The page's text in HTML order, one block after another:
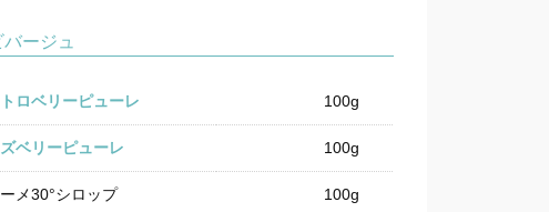
ージュ
ロベリーピューレ 100g
ベリーピューレ 100g
メ30°シロップ 100g